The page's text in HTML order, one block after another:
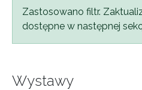
Status message
Zastosowano filtr.
dostępne w następnej
Wystawy